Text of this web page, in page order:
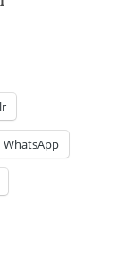
WhatsApp